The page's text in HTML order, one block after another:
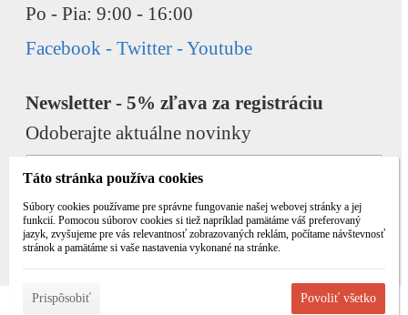
Po - Pia: 9:00 - 16:00
Facebook - Twitter - Youtube
Newsletter - 5% zľava za registráciu
Odoberajte aktuálne novinky
Odobrať Pridať
|Prihlásiť
Táto stránka používa cookies
Súbory cookies používame pre správne fungovanie našej webovej stránky a jej
funkcií. Pomocou súborov cookies si tiež napríklad pamätáme váš preferovaný
jazyk, zvyšujeme pre vás relevantnosť zobrazovaných reklám, počítame návštevnosť
stránok a pamätáme si vaše nastavenia vykonané na stránke.
Prispôsobiť Povoliť všetko